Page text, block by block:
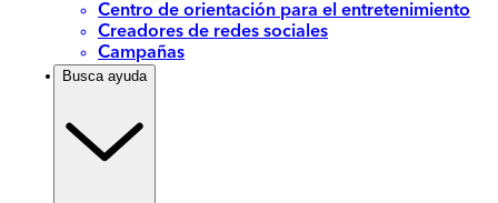
Centro de orientación para el entretenimiento
Creadores de redes sociales
Campañas
Busca ayuda